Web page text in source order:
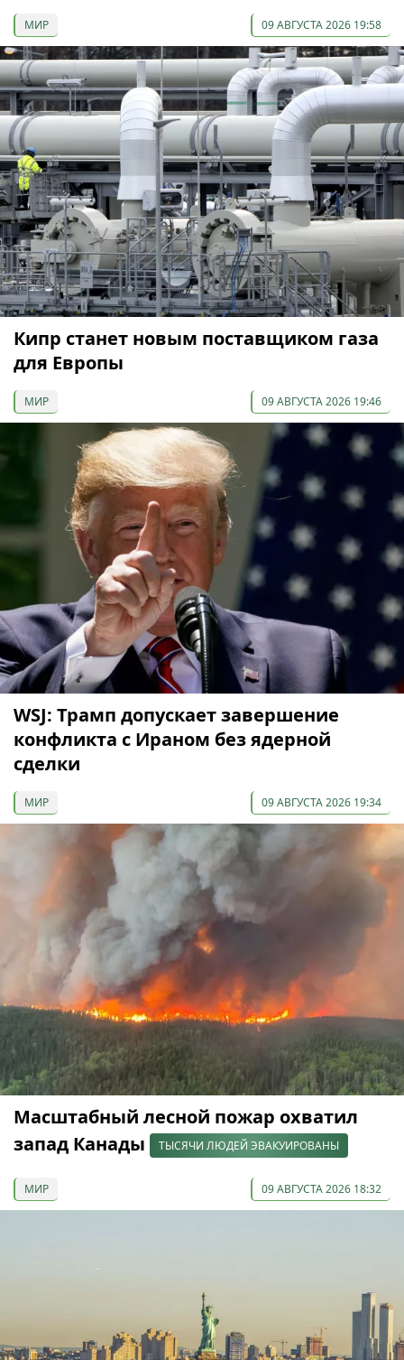
МИР 09 АВГУСТА 2026 19:58
Кипр станет новым поставщиком газа
для Европы
МИР 09 АВГУСТА 2026 19:46
WSJ: Трамп допускает завершение
конфликта с Ираном без ядерной
сделки
МИР 09 АВГУСТА 2026 19:34
Масштабный лесной пожар охватил
запад Канады
ТЫСЯЧИ ЛЮДЕЙ ЭВАКУИРОВАНЫ
МИР 09 АВГУСТА 2026 18:32